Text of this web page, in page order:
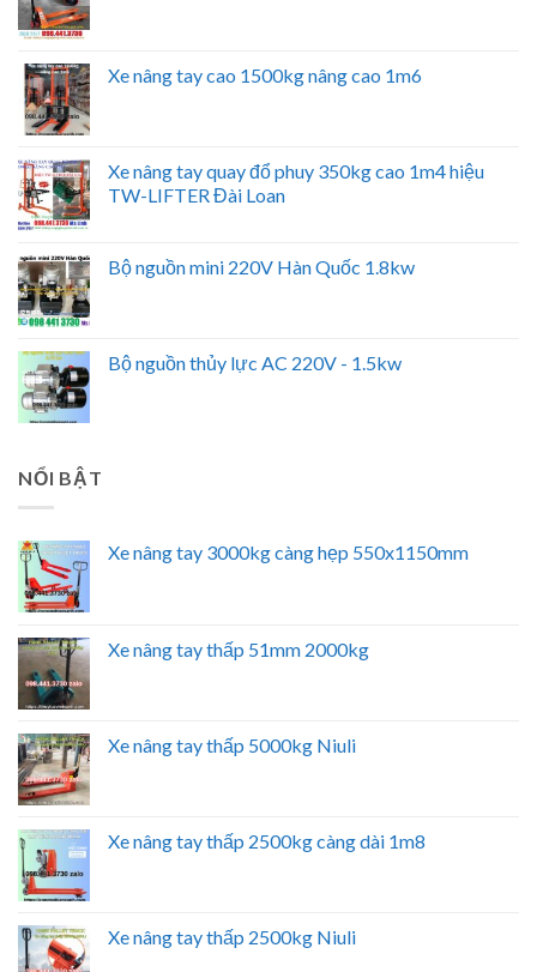
Xe nâng tay cao 1500kg nâng cao 1m6
Xe nâng tay quay đổ phuy 350kg cao 1m4 hiệu
TW-LIFTER Đài Loan
Bộ nguồn mini 220V Hàn Quốc 1.8kw
Bộ nguồn thủy lực AC 220V - 1.5kw
NỔI BẬT
Xe nâng tay 3000kg càng hẹp 550x1150mm
Xe nâng tay thấp 51mm 2000kg
Xe nâng tay thấp 5000kg Niuli
Xe nâng tay thấp 2500kg càng dài 1m8
Xe nâng tay thấp 2500kg Niuli